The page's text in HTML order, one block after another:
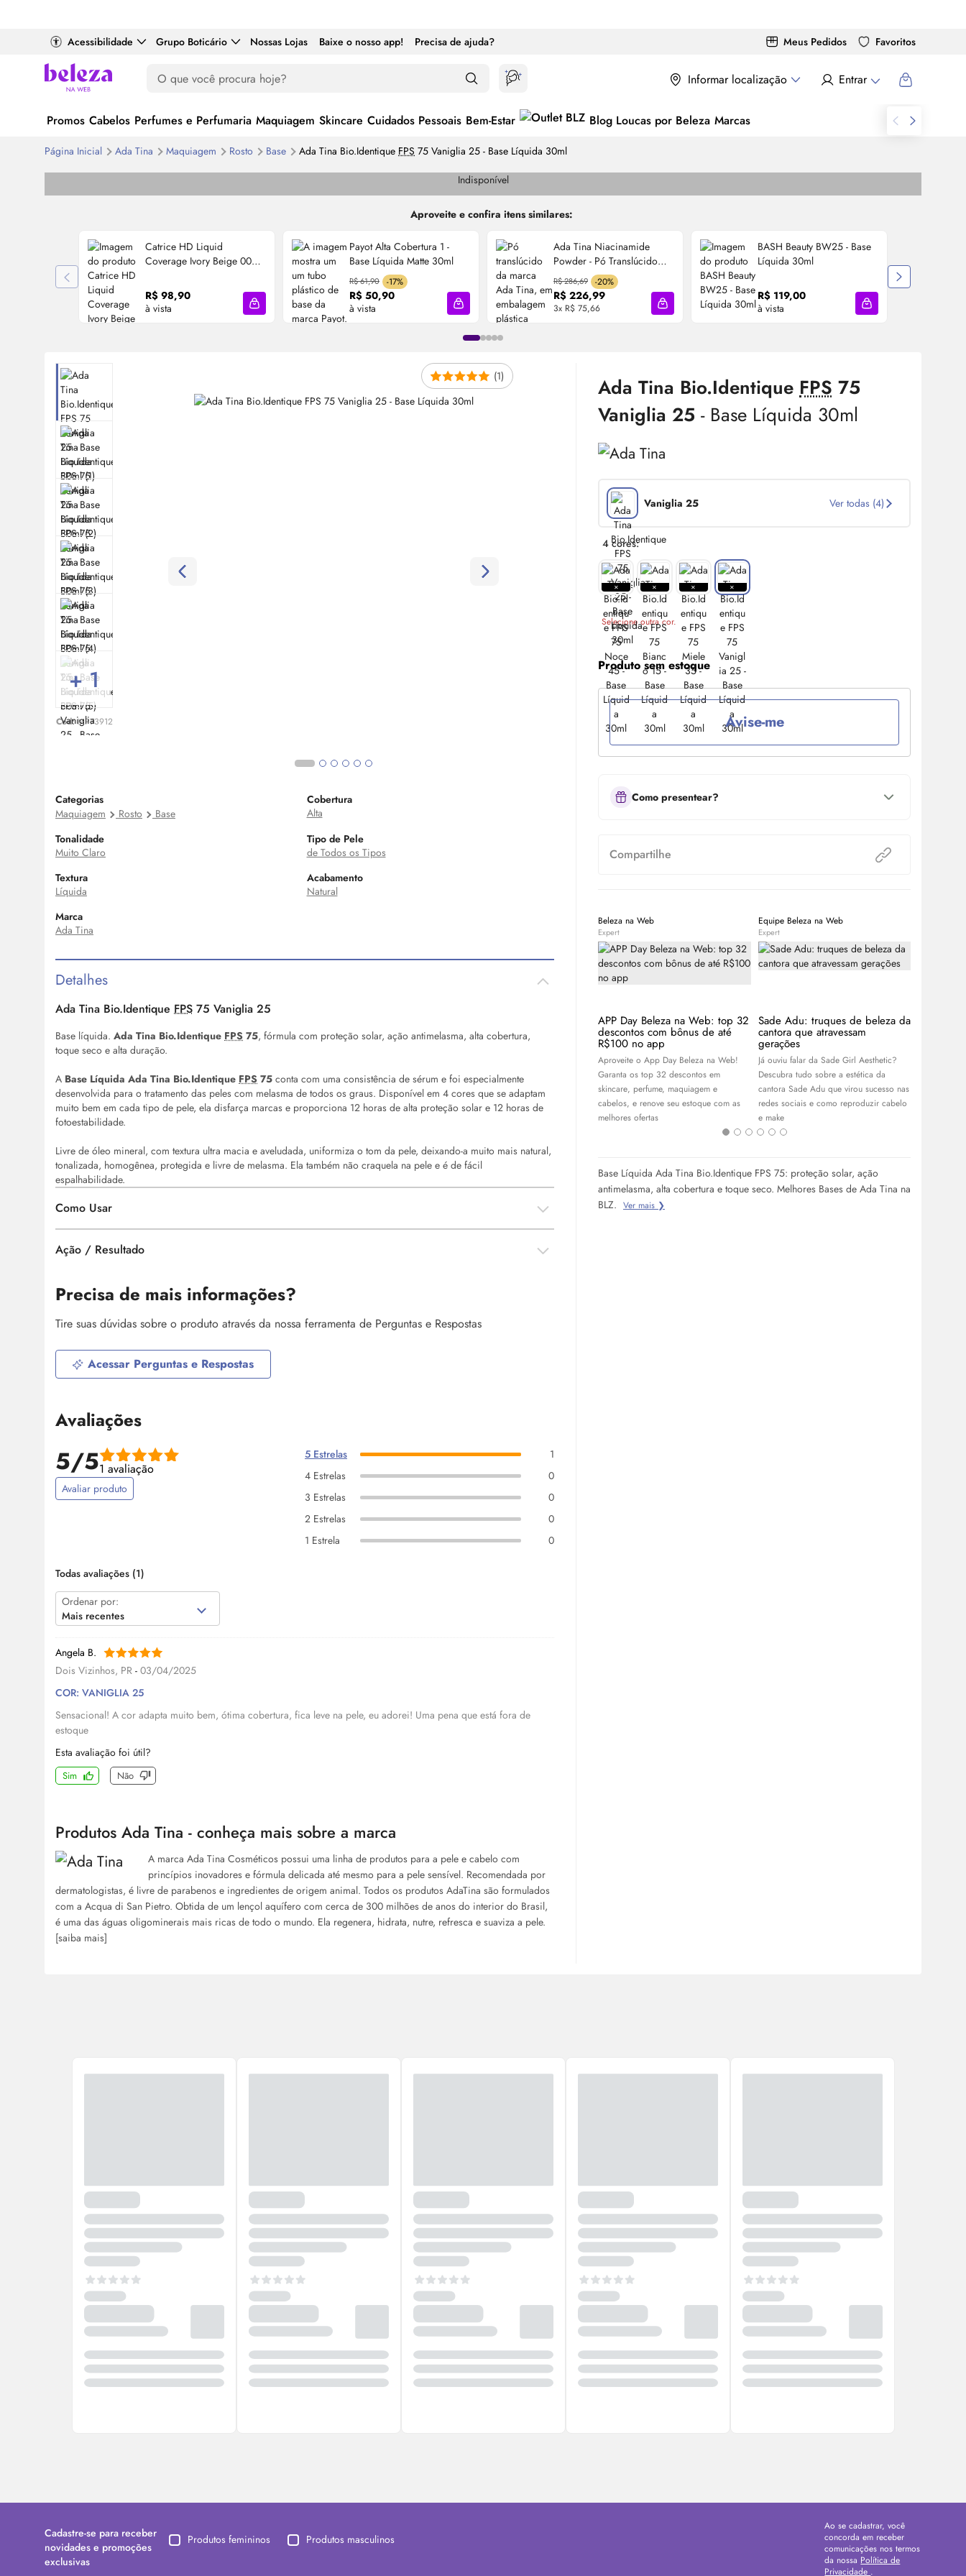
Acessibilidade Grupo Boticário Nossas Lojas Baixe o nosso app! Precisa de ajuda? Meus Pedidos Favoritos
Informar localização Entrar
Promos Cabelos Perfumes e Perfumaria Maquiagem Skincare Cuidados Pessoais Bem-Estar Blog Loucas por Beleza Marcas
Página Inicial Ada Tina Maquiagem Rosto Base Ada Tina Bio.Identique FPS 75 Vaniglia 25 - Base Líquida 30ml
Indisponível
Aproveite e confira itens similares:
Catrice HD Liquid
Coverage Ivory Beige 005 -
R$ 98,90
à vista
Adicionar à sacola
Payot Alta Cobertura 1 -
Base Líquida Matte 30ml
R$ 61,90 -17%
R$ 50,90
à vista
Adicionar à sacola
Ada Tina Niacinamide
Powder - Pó Translúcido
Uniformizador 20g
R$ 286,69 -20%
R$ 226,99
3x R$ 75,66 Adicionar à sacola
BASH Beauty BW25 - Base
Líquida 30ml
R$ 119,00
à vista
Adicionar à sacola
Ada Tina Bio.Identique FPS 75
Vaniglia 25 - Base Líquida 30ml
Vaniglia 25 Ver todas (4)
4 cores:
Selecione outra cor.
Produto sem estoque
Avise-me
Como presentear?
Compartilhe
Beleza na Web
Expert
APP Day Beleza na Web: top 32
descontos com bônus de até
R$100 no app
Aproveite o App Day Beleza na Web!
Garanta os top 32 descontos em
skincare, perfume, maquiagem e
cabelos, e renove seu estoque com as
melhores ofertas
Equipe Beleza na Web
Expert
Sade Adu: truques de beleza da
cantora que atravessam
gerações
Já ouviu falar da Sade Girl Aesthetic?
Descubra tudo sobre a estética da
cantora Sade Adu que virou sucesso nas
redes sociais e como reproduzir cabelo
e make
Base Líquida Ada Tina Bio.Identique FPS 75: proteção solar, ação
antimelasma, alta cobertura e toque seco. Melhores Bases de Ada Tina na
BLZ. Ver mais ❯
(1)
+ 1
Cod:MP73912
Categorias
Maquiagem
Rosto Base
Cobertura
Alta
Tonalidade
Muito Claro
Tipo de Pele
de Todos os Tipos
Textura
Líquida
Acabamento
Natural
Marca
Ada Tina
Detalhes
Ada Tina Bio.Identique FPS 75 Vaniglia 25
Base líquida. Ada Tina Bio.Identique FPS 75, fórmula com proteção solar, ação antimelasma, alta cobertura,
toque seco e alta duração.
A Base Líquida Ada Tina Bio.Identique FPS 75 conta com uma consistência de sérum e foi especialmente
desenvolvida para o tratamento das peles com melasma de todos os graus. Disponível em 4 cores que se adaptam
muito bem em cada tipo de pele, ela disfarça marcas e proporciona 12 horas de alta proteção solar e 12 horas de
fotoestabilidade.
Livre de óleo mineral, com textura ultra macia e aveludada, uniformiza o tom da pele, deixando-a muito mais natural,
tonalizada, homogênea, protegida e livre de melasma. Ela também não craquela na pele e é de fácil
espalhabilidade.
Como Usar
Ação / Resultado
Precisa de mais informações?
Tire suas dúvidas sobre o produto através da nossa ferramenta de Perguntas e Respostas
Acessar Perguntas e Respostas
Avaliações
5/51 avaliação
Avaliar produto
5 Estrelas
1
4 Estrelas
0
3 Estrelas
0
2 Estrelas
0
1 Estrela
0
Todas avaliações (1)
Ordenar por:
Mais recentes
Angela B.
Dois Vizinhos, PR - 03/04/2025
COR: VANIGLIA 25
Sensacional! A cor adapta muito bem, ótima cobertura, fica leve na pele, eu adorei! Uma pena que está fora de
estoque
Esta avaliação foi útil?
Sim Não
Produtos Ada Tina - conheça mais sobre a marca
A marca Ada Tina Cosméticos possui uma linha de produtos para a pele e cabelo com
princípios inovadores e fórmula delicada até mesmo para a pele sensível. Recomendada por
dermatologistas, é livre de parabenos e ingredientes de origem animal. Todos os produtos AdaTina são formulados
com a Acqua di San Pietro. Obtida de um lençol aquífero com cerca de 300 milhões de anos do interior do Brasil,
é uma das águas oligominerais mais ricas de todo o mundo. Ela regenera, hidrata, nutre, refresca e suaviza a pele.
[saiba mais]
Cadastre-se para receber
novidades e promoções
exclusivas
Produtos femininos Produtos masculinos
Ao se cadastrar, você
concorda em receber
comunicações nos termos
da nossa Política de
Privacidade .